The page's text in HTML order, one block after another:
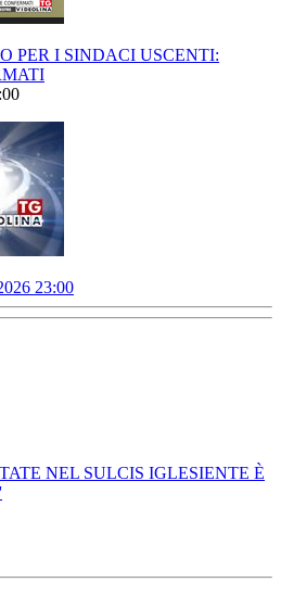
PER I SINDACI USCENTI:
23:00
NEL SULCIS IGLESIENTE È